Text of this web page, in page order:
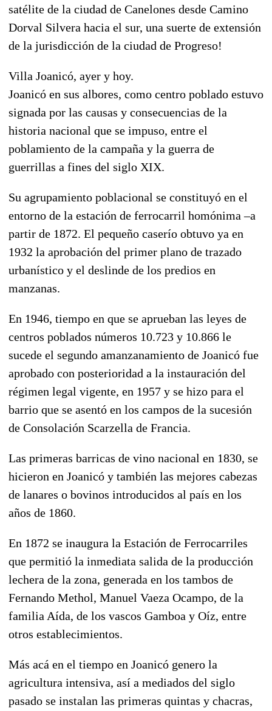
satélite de la ciudad de Canelones desde Camino
Dorval Silvera hacia el sur, una suerte de extensión
de la jurisdicción de la ciudad de Progreso!
Villa Joanicó, ayer y hoy.
Joanicó en sus albores, como centro poblado estuvo
signada por las causas y consecuencias de la
historia nacional que se impuso, entre el
poblamiento de la campaña y la guerra de
guerrillas a fines del siglo XIX.
Su agrupamiento poblacional se constituyó en el
entorno de la estación de ferrocarril homónima –a
partir de 1872. El pequeño caserío obtuvo ya en
1932 la aprobación del primer plano de trazado
urbanístico y el deslinde de los predios en
manzanas.
En 1946, tiempo en que se aprueban las leyes de
centros poblados números 10.723 y 10.866 le
sucede el segundo amanzanamiento de Joanicó fue
aprobado con posterioridad a la instauración del
régimen legal vigente, en 1957 y se hizo para el
barrio que se asentó en los campos de la sucesión
de Consolación Scarzella de Francia.
Las primeras barricas de vino nacional en 1830, se
hicieron en Joanicó y también las mejores cabezas
de lanares o bovinos introducidos al país en los
años de 1860.
En 1872 se inaugura la Estación de Ferrocarriles
que permitió la inmediata salida de la producción
lechera de la zona, generada en los tambos de
Fernando Methol, Manuel Vaeza Ocampo, de la
familia Aída, de los vascos Gamboa y Oíz, entre
otros establecimientos.
Más acá en el tiempo en Joanicó genero la
agricultura intensiva, así a mediados del siglo
pasado se instalan las primeras quintas y chacras,